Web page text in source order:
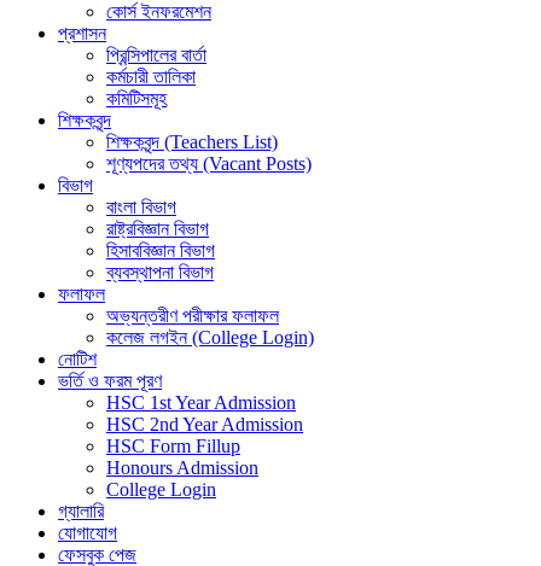
কোর্স ইনফরমেশন
প্রশাসন
প্রিন্সিপালের বার্তা
কর্মচারী তালিকা
কমিটিসমূহ
শিক্ষকবৃন্দ
শিক্ষকবৃন্দ (Teachers List)
শূণ্যপদের তথ্য (Vacant Posts)
বিভাগ
বাংলা বিভাগ
রাষ্ট্রবিজ্ঞান বিভাগ
হিসাববিজ্ঞান বিভাগ
ব্যবস্থাপনা বিভাগ
ফলাফল
অভ্যন্তরীণ পরীক্ষার ফলাফল
কলেজ লগইন (College Login)
নোটিশ
ভর্তি ও ফরম পূরণ
HSC 1st Year Admission
HSC 2nd Year Admission
HSC Form Fillup
Honours Admission
College Login
গ্যালারি
যোগাযোগ
ফেসবুক পেজ